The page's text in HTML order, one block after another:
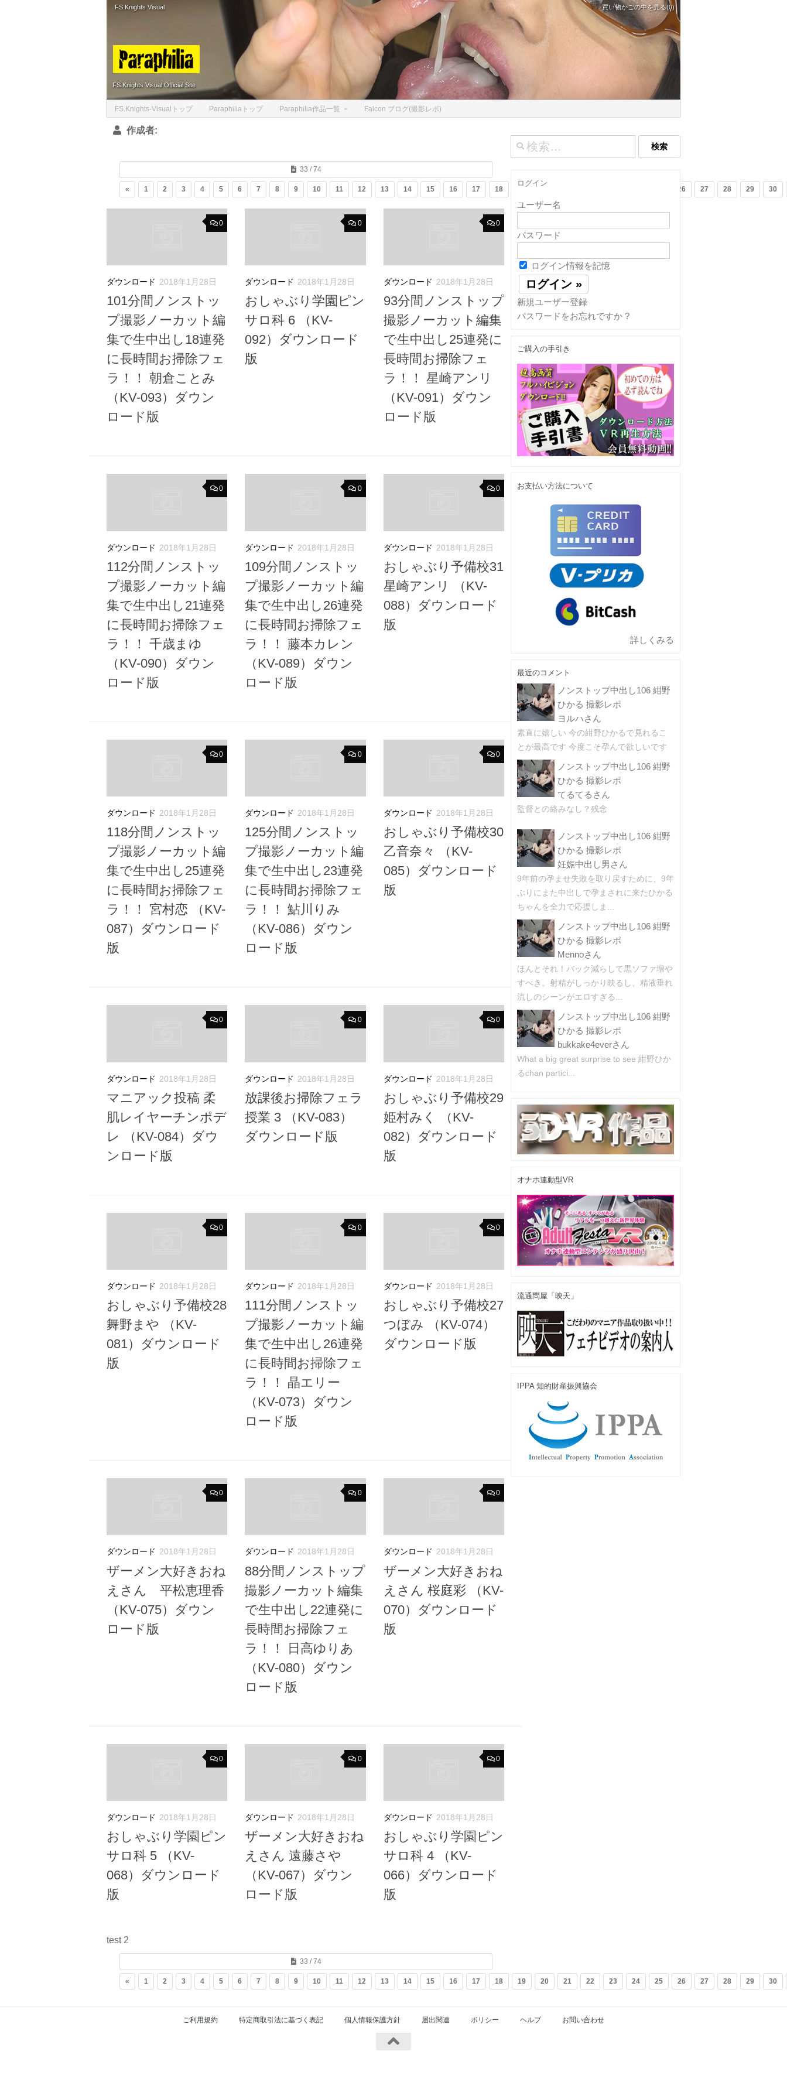
FS.Knights Visual 買い物かごの中を見る(0)
FS.Knights Visual Official Site
FS.Knights-Visualトップ Paraphiliaトップ Paraphilia作品一覧 Falcon ブログ(撮影レポ)
作成者:
33 / 74
« 1 2 3 4 5 6 7 8 9 10 11 12 13 14 15 16 17 18 26 27 28 29 30
0
ダウンロード 2018年1月28日
101分間ノンストッ
プ撮影ノーカット編
集で生中出し18連発
に長時間お掃除フェ
ラ！！ 朝倉ことみ
（KV-093）ダウン
ロード版
0
ダウンロード 2018年1月28日
おしゃぶり学園ピン
サロ科 6 （KV-
092）ダウンロード
版
0
ダウンロード 2018年1月28日
93分間ノンストップ
撮影ノーカット編集
で生中出し25連発に
長時間お掃除フェ
ラ！！ 星崎アンリ
（KV-091）ダウン
ロード版
0
ダウンロード 2018年1月28日
112分間ノンストッ
プ撮影ノーカット編
集で生中出し21連発
に長時間お掃除フェ
ラ！！ 千歳まゆ
（KV-090）ダウン
ロード版
0
ダウンロード 2018年1月28日
109分間ノンストッ
プ撮影ノーカット編
集で生中出し26連発
に長時間お掃除フェ
ラ！！ 藤本カレン
（KV-089）ダウン
ロード版
0
ダウンロード 2018年1月28日
おしゃぶり予備校31
星崎アンリ （KV-
088）ダウンロード
版
0
ダウンロード 2018年1月28日
118分間ノンストッ
プ撮影ノーカット編
集で生中出し25連発
に長時間お掃除フェ
ラ！！ 宮村恋 （KV-
087）ダウンロード
版
0
ダウンロード 2018年1月28日
125分間ノンストッ
プ撮影ノーカット編
集で生中出し23連発
に長時間お掃除フェ
ラ！！ 鮎川りみ
（KV-086）ダウン
ロード版
0
ダウンロード 2018年1月28日
おしゃぶり予備校30
乙音奈々 （KV-
085）ダウンロード
版
0
ダウンロード 2018年1月28日
マニアック投稿 柔
肌レイヤーチンポデ
レ （KV-084）ダウ
ンロード版
0
ダウンロード 2018年1月28日
放課後お掃除フェラ
授業 3 （KV-083）
ダウンロード版
0
ダウンロード 2018年1月28日
おしゃぶり予備校29
姫村みく （KV-
082）ダウンロード
版
0
ダウンロード 2018年1月28日
おしゃぶり予備校28
舞野まや （KV-
081）ダウンロード
版
0
ダウンロード 2018年1月28日
111分間ノンストッ
プ撮影ノーカット編
集で生中出し26連発
に長時間お掃除フェ
ラ！！ 晶エリー
（KV-073）ダウン
ロード版
0
ダウンロード 2018年1月28日
おしゃぶり予備校27
つぼみ （KV-074）
ダウンロード版
0
ダウンロード 2018年1月28日
ザーメン大好きおね
えさん 平松恵理香
（KV-075）ダウン
ロード版
0
ダウンロード 2018年1月28日
88分間ノンストップ
撮影ノーカット編集
で生中出し22連発に
長時間お掃除フェ
ラ！！ 日高ゆりあ
（KV-080）ダウン
ロード版
0
ダウンロード 2018年1月28日
ザーメン大好きおね
えさん 桜庭彩 （KV-
070）ダウンロード
版
0
ダウンロード 2018年1月28日
おしゃぶり学園ピン
サロ科 5 （KV-
068）ダウンロード
版
0
ダウンロード 2018年1月28日
ザーメン大好きおね
えさん 遠藤さや
（KV-067）ダウン
ロード版
0
ダウンロード 2018年1月28日
おしゃぶり学園ピン
サロ科 4 （KV-
066）ダウンロード
版
test 2
33 / 74
« 1 2 3 4 5 6 7 8 9 10 11 12 13 14 15 16 17 18 19 20 21 22 23 24 25 26 27 28 29 30
検
索:
ログイン
ユーザー名
パスワード
ログイン情報を記憶
新規ユーザー登録
パスワードをお忘れですか ?
ご購入の手引き
お支払い方法について
詳しくみる
最近のコメント
ノンストップ中出し106 紺野
ひかる 撮影レポ
ヨルハさん
素直に嬉しい 今の紺野ひかるで見れるこ
とが最高です 今度こそ孕んで欲しいです
ノンストップ中出し106 紺野
ひかる 撮影レポ
てるてるさん
監督との絡みなし？残念
ノンストップ中出し106 紺野
ひかる 撮影レポ
妊娠中出し男さん
9年前の孕ませ失敗を取り戻すために、9年
ぶりにまた中出しで孕まされに来たひかる
ちゃんを全力で応援しま...
ノンストップ中出し106 紺野
ひかる 撮影レポ
Mennoさん
ほんとそれ！バック減らして黒ソファ増や
すべき。射精がしっかり映るし、精液垂れ
流しのシーンがエロすぎる...
ノンストップ中出し106 紺野
ひかる 撮影レポ
bukkake4everさん
What a big great surprise to see 紺野ひか
るchan partici...
オナホ連動型VR
流通問屋「映天」
IPPA 知的財産振興協会
ご利用規約 特定商取引法に基づく表記 個人情報保護方針 届出関連 ポリシー ヘルプ お問い合わせ